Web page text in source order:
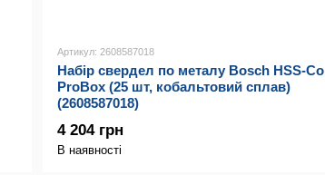
Артикул: 2608587018
Набір свердел по металу Bosch HSS-Co
ProBox (25 шт, кобальтовий сплав)
(2608587018)
4 204 грн
В наявності